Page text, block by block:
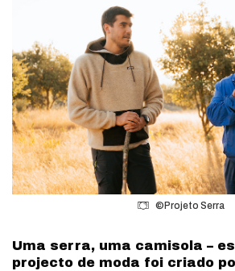
©Projeto Serra
Uma serra, uma camisola –
projecto de moda foi criado